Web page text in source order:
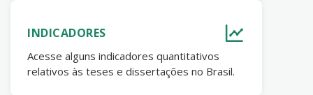
INDICADORES
Acesse alguns indicadores quantitativos
relativos às teses e dissertações no Brasil.